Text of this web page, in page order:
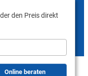
den Preis direkt
Online beraten